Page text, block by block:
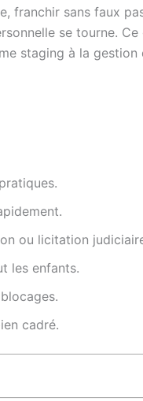
franchir sans faux
se tourne.
staging à la
ou licitation
les enfants.
cadré.